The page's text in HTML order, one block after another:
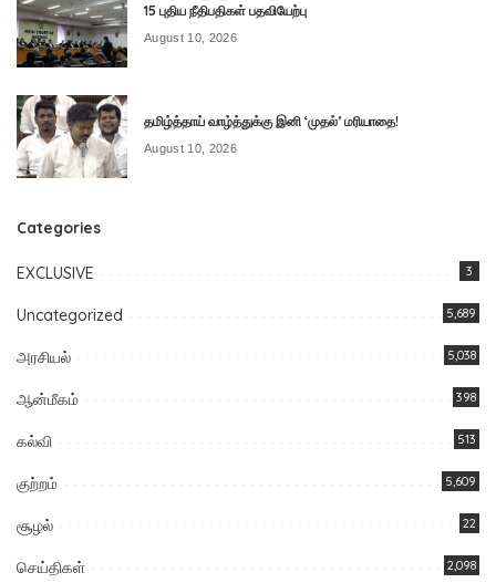
15 புதிய நீதிபதிகள் பதவியேற்பு
August 10, 2026
தமிழ்த்தாய் வாழ்த்துக்கு இனி ‘முதல்’ மரியாதை!
August 10, 2026
Categories
EXCLUSIVE 3
Uncategorized 5,689
அரசியல் 5,038
ஆன்மீகம் 398
கல்வி 513
குற்றம் 5,609
சூழல் 22
செய்திகள் 2,098